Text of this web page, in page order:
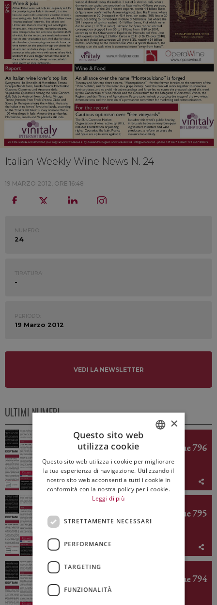
Italian Weekly Wine News N. 24
19 MARZO 2012, ORE 16:48
NUMERO:
24
TIRATURA:
-
PERIODO:
19 Marzo 2012
VEDI LA NEWSLETTER
ULTIMI NUMERI
ED. N° 796
Italian Weekly WineNews - Issue 796
July 27th - 31st 2026
Italian Weekly WineNews - Issue 795
July 20th - 24th 2026
ED. N° 794
Italian Weekly WineNews - Issue 794
ENGLISH
×
Questo sito web
utilizza cookie
Questo sito web utilizza i cookie per migliorare
la tua esperienza di navigazione. Utilizzando il
nostro sito web acconsenti a tutti i cookie in
conformità con la nostra policy per i cookie.
Leggi di più
STRETTAMENTE NECESSARI
PERFORMANCE
TARGETING
FUNZIONALITÀ